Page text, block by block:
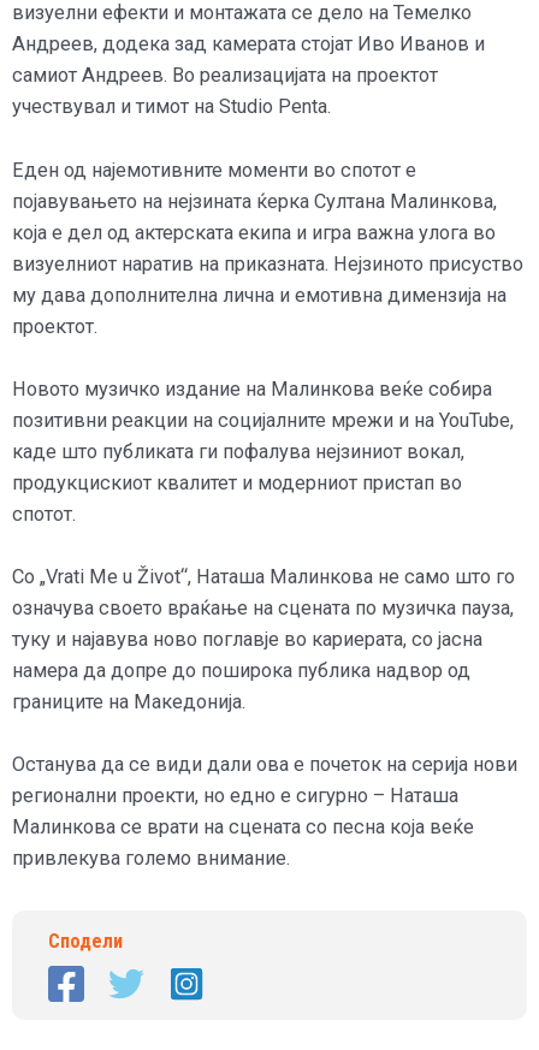
визуелни ефекти и монтажата се дело на Темелко
Андреев, додека зад камерата стојат Иво Иванов и
самиот Андреев. Во реализацијата на проектот
учествувал и тимот на Studio Penta.
Еден од најемотивните моменти во спотот е
појавувањето на нејзината ќерка Султана Малинкова,
која е дел од актерската екипа и игра важна улога во
визуелниот наратив на приказната. Нејзиното присуство
му дава дополнителна лична и емотивна димензија на
проектот.
Новото музичко издание на Малинкова веќе собира
позитивни реакции на социјалните мрежи и на YouTube,
каде што публиката ги пофалува нејзиниот вокал,
продукцискиот квалитет и модерниот пристап во
спотот.
Со „Vrati Me u Život“, Наташа Малинкова не само што го
означува своето враќање на сцената по музичка пауза,
туку и најавува ново поглавје во кариерата, со јасна
намера да допре до поширока публика надвор од
границите на Македонија.
Останува да се види дали ова е почеток на серија нови
регионални проекти, но едно е сигурно – Наташа
Малинкова се врати на сцената со песна која веќе
привлекува големо внимание.
Сподели